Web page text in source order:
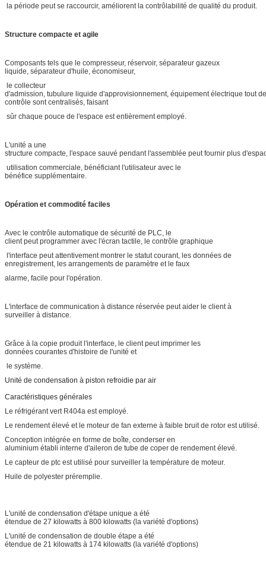
la période peut se raccourcir, améliorent la contrôlabilité de qualité du produit.
Structure compacte et agile
Composants tels que le compresseur, réservoir, séparateur gazeux
liquide, séparateur d'huile, économiseur,
le collecteur
d'admission, tubulure liquide d'approvisionnement, équipement électrique tout de
contrôle sont centralisés, faisant
sûr chaque pouce de l'espace est entièrement employé.
L'unité a une
structure compacte, l'espace sauvé pendant l'assemblée peut fournir plus
utilisation commerciale, bénéficiant l'utilisateur avec le
bénéfice supplémentaire.
Opération et commodité faciles
Avec le contrôle automatique de sécurité de PLC, le
client peut programmer avec l'écran tactile, le contrôle graphique
l'interface peut attentivement montrer le statut courant, les données de
enregistrement, les arrangements de paramètre et le faux
alarme, facile pour l'opération.
L'interface de communication à distance réservée peut aider le client à
surveiller à distance.
Grâce à la copie produit l'interface, le client peut imprimer les
données courantes d'histoire de l'unité et
le système.
Unité de condensation à piston refroidie par air
Caractéristiques générales
Le réfrigérant vert R404a est employé.
Le rendement élevé et le moteur de fan externe à faible bruit de rotor est utilisé.
Conception intégrée en forme de boîte, conderser en
aluminium établi interne d'aileron de tube de coper de rendement élevé.
Le capteur de ptc est utilisé pour surveiller la température de moteur.
Huile de polyester préremplie.
L'unité de condensation d'étape unique a été
étendue de 27 kilowatts à 800 kilowatts (la variété d'options)
L'unité de condensation de double étape a été
étendue de 21 kilowatts à 174 kilowatts (la variété d'options)